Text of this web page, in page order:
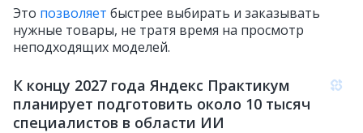
Это позволяет быстрее выбирать и заказывать
нужные товары, не тратя время на просмотр
неподходящих моделей.
К концу 2027 года Яндекс Практикум
планирует подготовить около 10 тысяч
специалистов в области ИИ